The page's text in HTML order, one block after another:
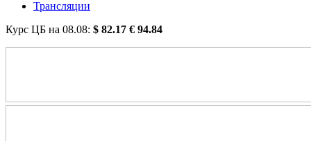
Трансляции
Курс ЦБ на 08.08: $ 82.17 € 94.84